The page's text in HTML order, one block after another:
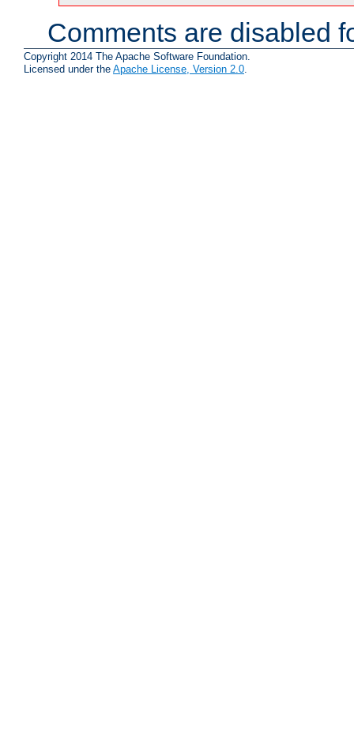
Comments are disabled
Copyright 2014 The Apache Software Foundation.
Licensed under the Apache License, Version 2.0.